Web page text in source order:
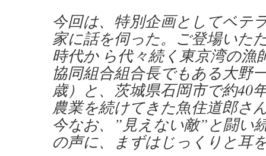
今回は、特別企画としてベテ
家に話を伺った。ご登場いた
時代か ら代々続く東京湾の漁
協同組合組合長でもある大野
歳）と、茨城県石岡市で約40
農業を続けてきた魚住道郎さ
今なお、”見えない敵”と闘い
の声に、まずはじっくりと耳